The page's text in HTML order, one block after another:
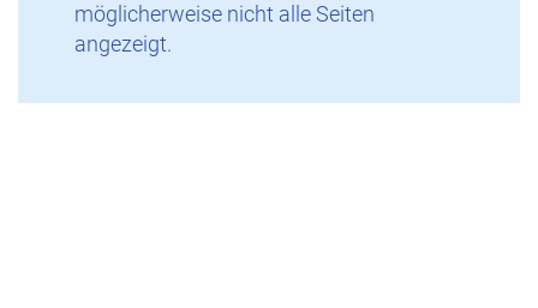
möglicherweise nicht alle Seiten
angezeigt.